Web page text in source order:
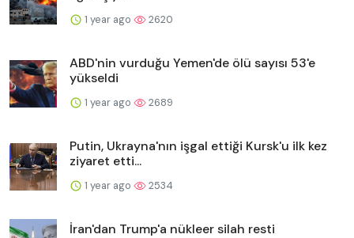
1 year ago 2620
ABD'nin vurduğu Yemen'de ölü sayısı 53'e
yükseldi
1 year ago 2689
Putin, Ukrayna'nın işgal ettiği Kursk'u ilk kez
ziyaret etti...
1 year ago 2534
İran'dan Trump'a nükleer silah resti